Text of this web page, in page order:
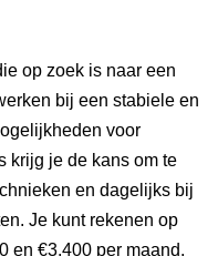
op zoek is naar een
bij een stabiele en
voor
krijg je de kans om te
en dagelijks bij
Je kunt rekenen op
en €3.400 per maand,